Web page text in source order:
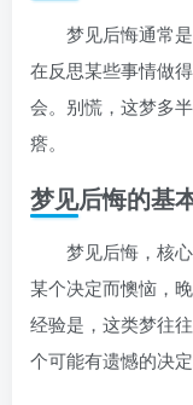
梦见后悔通常
在反思某些事情做
会。别慌，这梦多
瘩。
梦见后悔的基
梦见后悔，核
某个决定而懊恼，
经验是，这类梦往
个可能有遗憾的决定